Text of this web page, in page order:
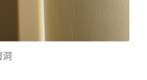
洞